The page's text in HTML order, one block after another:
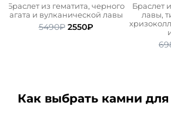
Браслет из гематита, черного
агата и вулканической лавы
5490₽ Первоначальная
2550₽Текущая
Браслет
лавы,
Как выбрать камни